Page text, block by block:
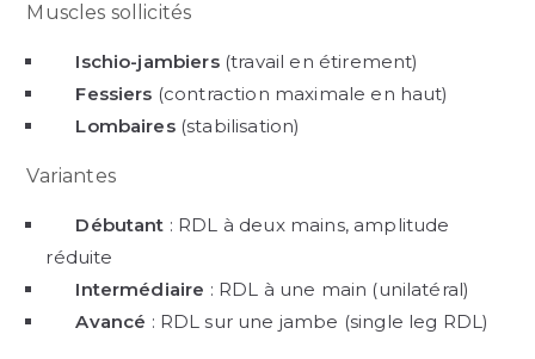
Muscles sollicités
Ischio-jambiers(travail en étirement)
Fessiers (contraction maximale en haut)
Lombaires (stabilisation)
Variantes
Débutant : RDL à deux mains, amplitude
réduite
Intermédiaire : RDL à une main (unilatéral)
Avancé : RDL sur une jambe (single leg RDL)